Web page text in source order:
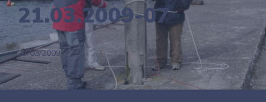
21.03.2009-07
23/03/2009